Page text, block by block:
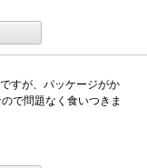
すが、パッケージがか
で問題なく食いつきま